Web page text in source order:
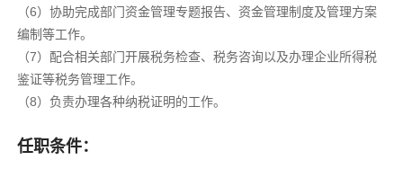
（6）协助完成部门资金管理专题报告、资金管理制度及管理方案
编制等工作。
（7）配合相关部门开展税务检查、税务咨询以及办理企业所得税
鉴证等税务管理工作。
（8）负责办理各种纳税证明的工作。
任职条件：